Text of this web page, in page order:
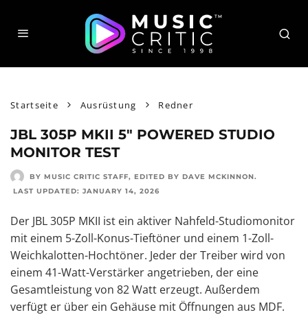
Startseite Ausrüstung Redner
JBL 305P MKII 5″ POWERED STUDIO
MONITOR TEST
BY MUSIC CRITIC STAFF, EDITED BY DAVE MCKINNON.
LAST UPDATED: JANUARY 14, 2026
Der JBL 305P MKII ist ein aktiver Nahfeld-Studiomonitor
mit einem 5-Zoll-Konus-Tieftöner und einem 1-Zoll-
Weichkalotten-Hochtöner. Jeder der Treiber wird von
einem 41-Watt-Verstärker angetrieben, der eine
Gesamtleistung von 82 Watt erzeugt. Außerdem
verfügt er über ein Gehäuse mit Öffnungen aus MDF.